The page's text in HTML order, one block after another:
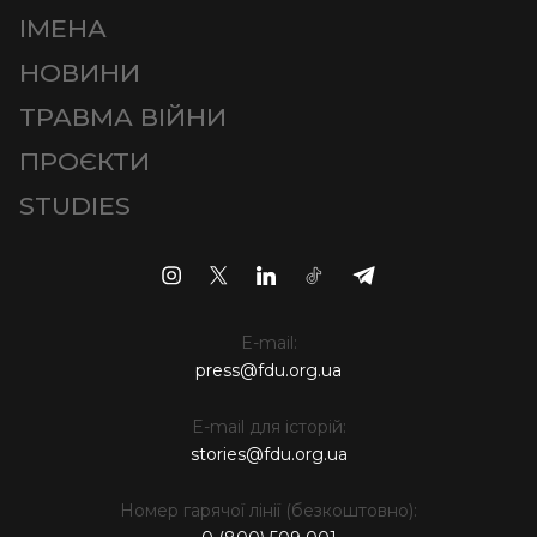
ІМЕНА
НОВИНИ
ТРАВМА ВІЙНИ
ПРОЄКТИ
STUDIES
E-mail:
press@fdu.org.ua
E-mail для історій:
stories@fdu.org.ua
Номер гарячої лінії (безкоштовно):